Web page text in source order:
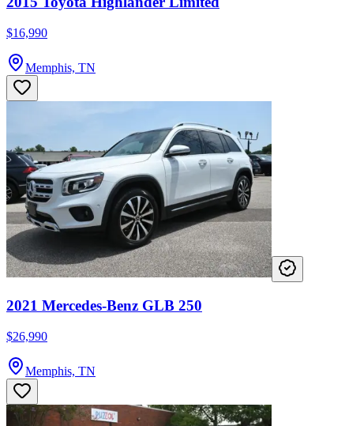
$16,990
Memphis, TN
2021 Mercedes-Benz GLB 250
$26,990
Memphis, TN